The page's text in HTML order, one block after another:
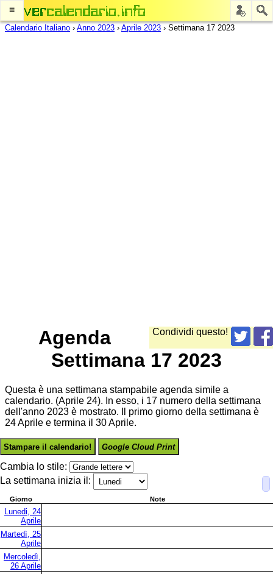
≡
Calendario Italiano › Anno 2023 › Aprile 2023 › Settimana 17 2023
Condividi questo!
Agenda
Settimana 17 2023
Questa è una settimana stampabile agenda simile a
calendario. (Aprile 24). In esso, i 17 numero della settimana
dell'anno 2023 è mostrato. Il primo giorno della settimana è
24 Aprile e termina il 30 Aprile.
Stampare il calendario! Google Cloud Print
Cambia lo stile:
La settimana inizia il:
Giorno Note
Lunedi, 24
Aprile
Martedì, 25
Aprile
Mercoledì,
26 Aprile